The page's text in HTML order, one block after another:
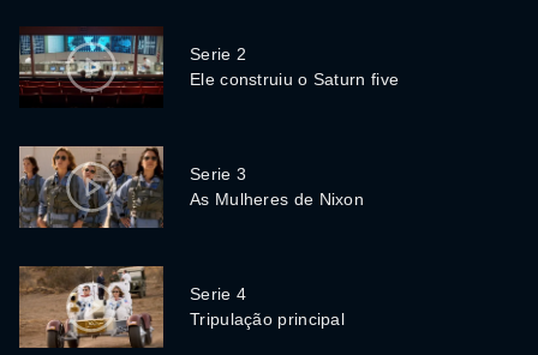
Serie 2
Ele construiu o Saturn five
Serie 3
As Mulheres de Nixon
Serie 4
Tripulação principal